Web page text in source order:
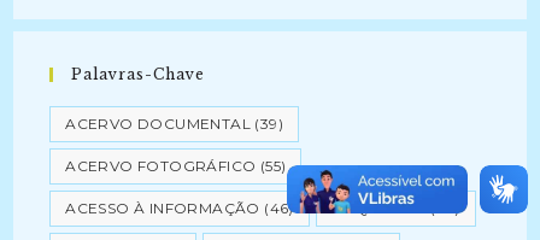
Palavras-Chave
ACERVO DOCUMENTAL (39)
ACERVO FOTOGRÁFICO (55)
ACESSO À INFORMAÇÃO (46) ARQUIVISTA (43)